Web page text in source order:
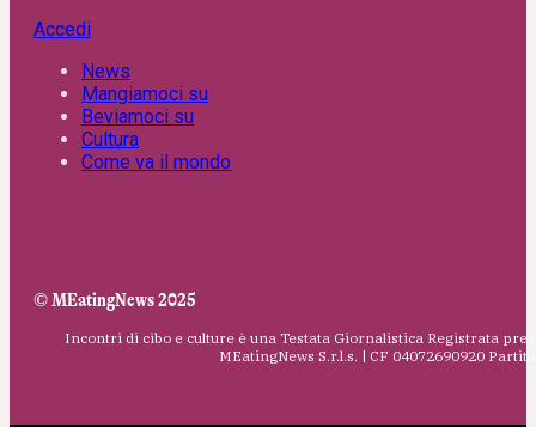
Accedi
News
Mangiamoci su
Beviamoci su
Cultura
Come va il mondo
© MEatingNews 2025
Incontri di cibo e culture è una Testata Giornalistica Registrata
MEatingNews S.r.l.s. | CF 04072690920